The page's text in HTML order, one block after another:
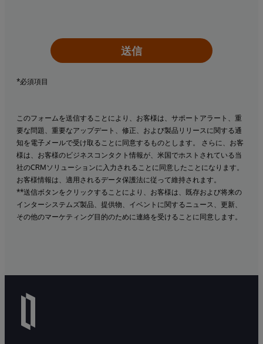
送信
*必須項目
このフォームを送信することにより、お客様は、サポートアラート、重
要な問題、重要なアップデート、修正、および製品リリースに関する通
知を電子メールで受け取ることに同意するものとします。 さらに、お客
様は、お客様のビジネスコンタクト情報が、米国でホストされている当
社のCRMソリューションに入力されることに同意したことになります。
お客様情報は、適用されるデータ保護法に従って維持されます。
**送信ボタンをクリックすることにより、お客様は、既存および将来の
インターシステムズ製品、提供物、イベントに関するニュース、更新、
その他のマーケティング目的のために連絡を受けることに同意します。